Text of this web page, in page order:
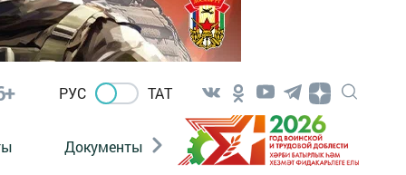
РУС ТАТ
Документы Патриотизм